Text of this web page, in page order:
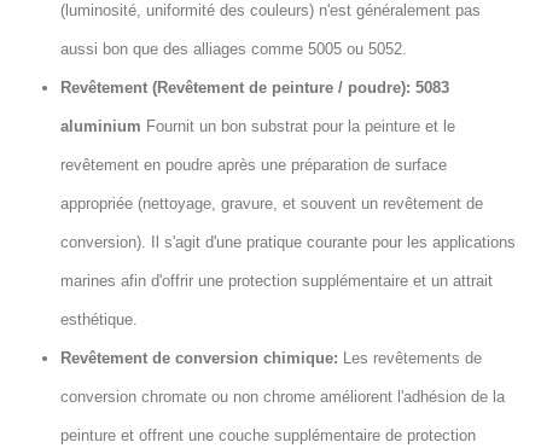
(luminosité, uniformité des couleurs) n'est généralement pas
aussi bon que des alliages comme 5005 ou 5052.
Revêtement (Revêtement de peinture / poudre): 5083
aluminium Fournit un bon substrat pour la peinture et le
revêtement en poudre après une préparation de surface
appropriée (nettoyage, gravure, et souvent un revêtement de
conversion). Il s'agit d'une pratique courante pour les applications
marines afin d'offrir une protection supplémentaire et un attrait
esthétique.
Revêtement de conversion chimique: Les revêtements de
conversion chromate ou non chrome améliorent l'adhésion de la
peinture et offrent une couche supplémentaire de protection